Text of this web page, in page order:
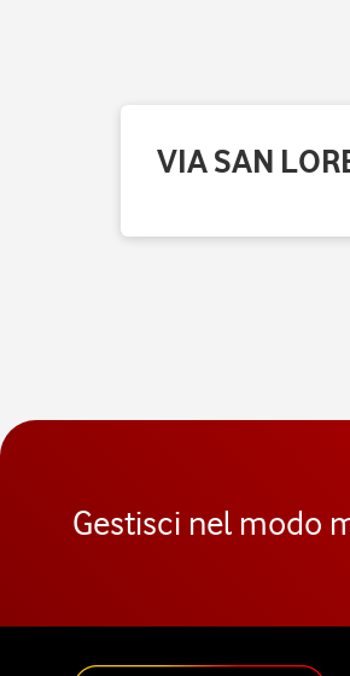
VIA SAN
Gestisci nel modo